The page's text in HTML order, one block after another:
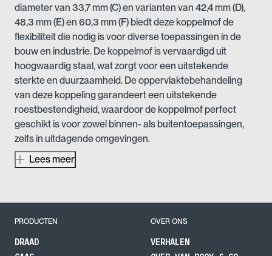
diameter van 33,7 mm (C) en varianten van 42,4 mm (D),
48,3 mm (E) en 60,3 mm (F) biedt deze koppelmof de
flexibiliteit die nodig is voor diverse toepassingen in de
bouw en industrie. De koppelmof is vervaardigd uit
hoogwaardig staal, wat zorgt voor een uitstekende
sterkte en duurzaamheid. De oppervlaktebehandeling
van deze koppeling garandeert een uitstekende
roestbestendigheid, waardoor de koppelmof perfect
geschikt is voor zowel binnen- als buitentoepassingen,
zelfs in uitdagende omgevingen.
Deze buiskoppeling is ideaal voor het creëren van stevige
betrouwbare ontwerp maken deze koppelmof tot een
populaire keuze onder aannemers en technische
Lees meer
PRODUCTEN
DRAAD
OVER ONS
VERHALEN